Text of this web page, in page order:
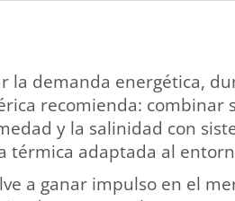
la demanda energética,
recomienda: combinar
y la salinidad con
térmica adaptada al
a ganar impulso en el